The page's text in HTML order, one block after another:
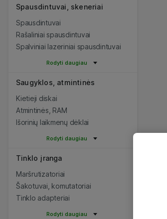
Spausdintuvai, skeneriai
Spausdintuvai
Rašaliniai spausdintuvai
Spalviniai lazeriniai spausdintuvai
Rodyti daugiau
Saugyklos, atmintinės
Kietieji diskai
Atmintinės, RAM
Išorinių laikmenų dėklai
Rodyti daugiau
Tinklo įranga
Maršrutizatoriai
Šakotuvai, komutatoriai
Tinklo adapteriai
Rodyti daugiau